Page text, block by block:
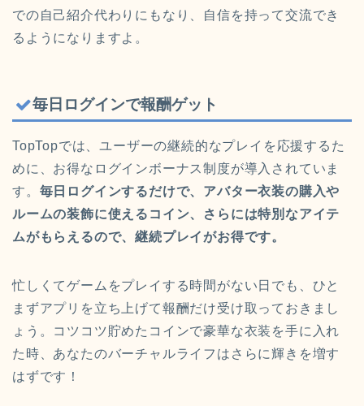
での自己紹介代わりにもなり、自信を持って交流でき
るようになりますよ。
毎日ログインで報酬ゲット
TopTopでは、ユーザーの継続的なプレイを応援するた
めに、お得なログインボーナス制度が導入されていま
す。 毎日ログインするだけで、アバター衣装の購入や
ルームの装飾に使えるコイン、さらには特別なアイテ
ムがもらえるので、継続プレイがお得です。
忙しくてゲームをプレイする時間がない日でも、ひと
まずアプリを立ち上げて報酬だけ受け取っておきまし
ょう。コツコツ貯めたコインで豪華な衣装を手に入れ
た時、あなたのバーチャルライフはさらに輝きを増す
はずです！